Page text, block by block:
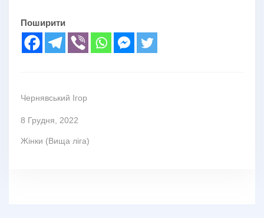
Поширити
Чернявський Ігор
8 Грудня, 2022
Жінки (Вища ліга)